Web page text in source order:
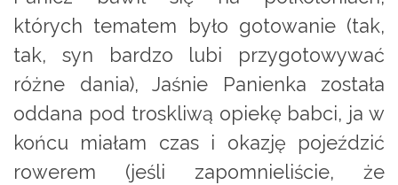
których tematem było gotowanie (tak,
tak, syn bardzo lubi przygotowywać
różne dania), Jaśnie Panienka została
oddana pod troskliwą opiekę babci, ja w
końcu miałam czas i okazję pojeździć
rowerem (jeśli zapomnieliście, że